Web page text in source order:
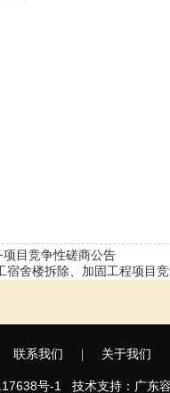
目竞争性磋商公告
舍楼拆除、加固工程项目
联系我们 关于我们
号-1 技术支持： 广东